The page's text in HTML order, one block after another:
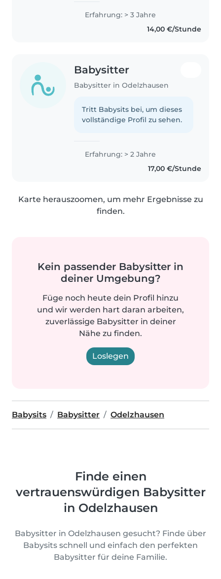
como babá. Tenho experiência
com crianças, sou responsável,
cuidadosa e também sou mãe de
Erfahrung: > 3 Jahre
14,00 €/Stunde
Babysitter
Babysitter in Odelzhausen
Tritt Babysits bei, um dieses
vollständige Profil zu sehen.
Erfahrung: > 2 Jahre
17,00 €/Stunde
Karte herauszoomen, um mehr Ergebnisse zu
finden.
Kein passender Babysitter in
deiner Umgebung?
Füge noch heute dein Profil hinzu
und wir werden hart daran arbeiten,
zuverlässige Babysitter in deiner
Nähe zu finden.
Loslegen
Babysits Babysitter Odelzhausen
Finde einen
vertrauenswürdigen Babysitter
in Odelzhausen
Babysitter in Odelzhausen gesucht? Finde über
Babysits schnell und einfach den perfekten
Babysitter für deine Familie.